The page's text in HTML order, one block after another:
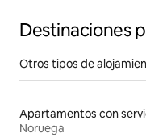
Destinaciones
Otros tipos de
Noruega